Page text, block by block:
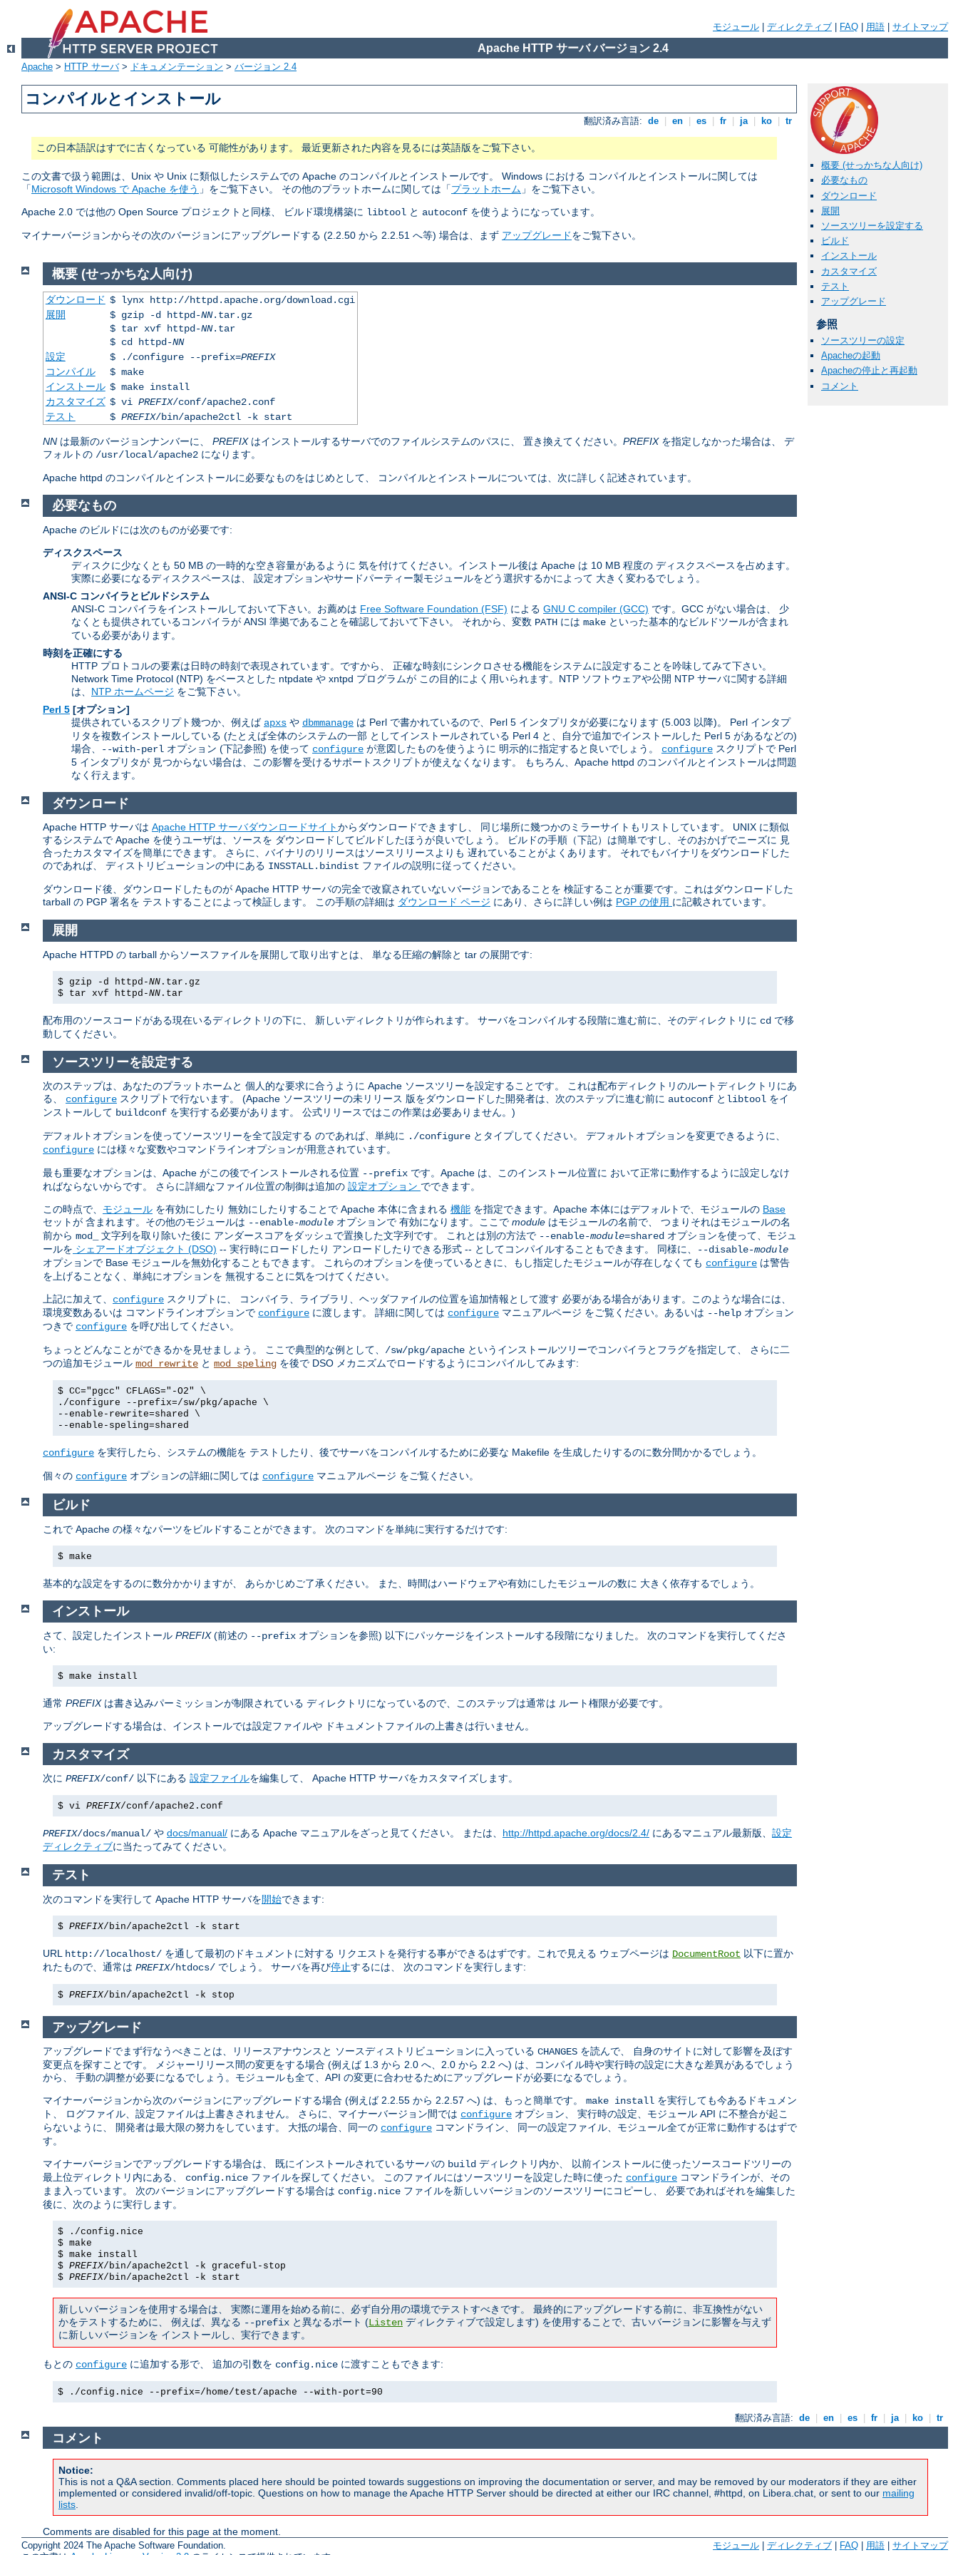
モジュール ディレクティブ FAQ 用語 サイトマップ
Apache HTTP サーバ バージョン 2.4
Apache > HTTP サーバ> ドキュメンテーション > バージョン 2.4
コンパイルとインストール
翻訳済み言語: de en es fr ja ko tr
この日本語訳はすでに古くなっている 可能性があります。 最近更新された内容を見るには英語版をご覧下さい。
この文書で扱う範囲は、Unix や Unix に類似したシステムでの Apache のコンパイルとインストールです。 Windows における コンパイルとインストールに関しては
「Microsoft Windows で Apache を使う 」をご覧下さい。 その他のプラットホームに関しては「プラットホーム 」をご覧下さい。
Apache 2.0 では他の Open Source プロジェクトと同様、 ビルド環境構築に libtool と autoconf を使うようになっています。
マイナーバージョンからその次のバージョンにアップグレードする (2.2.50 から 2.2.51 へ等) 場合は、まず アップグレードをご覧下さい。
概要 (せっかちな人向け)
必要なもの
ダウンロード
展開
ソースツリーを設定する
ビルド
インストール
カスタマイズ
テスト
アップグレード
参照
ソースツリーの設定
Apacheの起動
Apacheの停止と再起動
コメント
概要 (せっかちな人向け)
ダウンロード $ lynx http://httpd.apache.org/download.cgi
展開
$ gzip -d httpd-NN.tar.gz
$ tar xvf httpd-NN.tar
$ cd httpd-NN
設定
$ ./configure --prefix=PREFIX
コンパイル
$ make
インストール $ make install
カスタマイズ $ vi PREFIX/conf/apache2.conf
テスト
$ PREFIX/bin/apache2ctl -k start
NN は最新のバージョンナンバーに、 PREFIXはインストールするサーバでのファイルシステムのパスに、 置き換えてください。 PREFIXを指定しなかった場合は、 デ
フォルトの /usr/local/apache2 になります。
Apache httpd のコンパイルとインストールに必要なものをはじめとして、 コンパイルとインストールについては、次に詳しく記述されています。
必要なもの
Apache のビルドには次のものが必要です:
ディスクスペース
ディスクに少なくとも 50 MB の一時的な空き容量があるように 気を付けてください。インストール後は Apache は 10 MB 程度の ディスクスペースを占めます。
実際に必要になるディスクスペースは、 設定オプションやサードパーティー製モジュールをどう選択するかによって 大きく変わるでしょう。
ANSI-C コンパイラとビルドシステム
ANSI-C コンパイラをインストールしておいて下さい。お薦めは Free Software Foundation (FSF) による GNU C compiler (GCC) です。GCC がない場合は、 少
なくとも提供されているコンパイラが ANSI 準拠であることを確認しておいて下さい。 それから、変数 PATH には make といった基本的なビルドツールが含まれ
ている必要があります。
時刻を正確にする
HTTP プロトコルの要素は日時の時刻で表現されています。ですから、 正確な時刻にシンクロさせる機能をシステムに設定することを吟味してみて下さい。
Network Time Protocol (NTP) をベースとした ntpdate や xntpd プログラムが この目的によく用いられます。NTP ソフトウェアや公開 NTP サーバに関する詳細
は、 NTP ホームページ をご覧下さい。
Perl 5 [オプション]
提供されているスクリプト幾つか、例えば apxs や dbmmanage は Perl で書かれているので、Perl 5 インタプリタが必要になります (5.003 以降)。 Perl インタプ
リタを複数インストールしている (たとえば全体のシステムの一部 としてインストールされている Perl 4 と、自分で追加でインストールした Perl 5 があるなどの)
場合、
--with-perl オプション (下記参照) を使って configure が意図したものを使うように 明示的に指定すると良いでしょう。 configure スクリプトで Perl
5 インタプリタが 見つからない場合は、この影響を受けるサポートスクリプトが使えなくなります。 もちろん、Apache httpd のコンパイルとインストールは問題
なく行えます。
ダウンロード
Apache HTTP サーバは Apache HTTP サーバダウンロードサイトからダウンロードできますし、 同じ場所に幾つかのミラーサイトもリストしています。 UNIX に類似
するシステムで Apache を使うユーザは、ソースを ダウンロードしてビルドしたほうが良いでしょう。 ビルドの手順（下記）は簡単ですし、そのおかげでニーズに 見
合ったカスタマイズを簡単にできます。 さらに、バイナリのリリースはソースリリースよりも 遅れていることがよくあります。 それでもバイナリをダウンロードした
のであれば、 ディストリビューションの中にある INSSTALL.bindist ファイルの説明に従ってください。
ダウンロード後、ダウンロードしたものが Apache HTTP サーバの完全で改竄されていないバージョンであることを 検証することが重要です。これはダウンロードした
tarball の PGP 署名を テストすることによって検証します。 この手順の詳細は ダウンロード ページ にあり、さらに詳しい例は PGP の使用 に記載されています。
展開
Apache HTTPD の tarball からソースファイルを展開して取り出すとは、 単なる圧縮の解除と tar の展開です:
$ gzip -d httpd-NN .tar.gz
$ tar xvf httpd-NN .tar
配布用のソースコードがある現在いるディレクトリの下に、 新しいディレクトリが作られます。 サーバをコンパイルする段階に進む前に、そのディレクトリに cd で移
動してください。
ソースツリーを設定する
次のステップは、あなたのプラットホームと 個人的な要求に合うように Apache ソースツリーを設定することです。 これは配布ディレクトリのルートディレクトリにあ
る、 configure スクリプトで行ないます。 (Apache ソースツリーの未リリース 版をダウンロードした開発者は、次のステップに進む前に autoconf と libtool をイ
ンストールして buildconf を実行する必要があります。 公式リリースではこの作業は必要ありません。)
デフォルトオプションを使ってソースツリーを全て設定する のであれば、単純に ./configure とタイプしてください。 デフォルトオプションを変更できるように、
configure には様々な変数やコマンドラインオプションが用意されています。
最も重要なオプションは、Apache がこの後でインストールされる位置 --prefix です。Apache は、このインストール位置に おいて正常に動作するように設定しなけ
ればならないからです。 さらに詳細なファイル位置の制御は追加の 設定オプション でできます。
この時点で、 モジュール を有効にしたり 無効にしたりすることで Apache 本体に含まれる 機能 を指定できます。Apache 本体にはデフォルトで、モジュールの Base
セットが 含まれます。その他のモジュールは --enable-module オプションで 有効になります。ここで module はモジュールの名前で、 つまりそれはモジュールの名
前から mod_ 文字列を取り除いた後に アンダースコアをダッシュで置換した文字列です。 これとは別の方法で --enable-module=shared オプションを使って、モジュ
ールを シェアードオブジェクト (DSO) -- 実行時にロードしたり アンロードしたりできる形式 -- としてコンパイルすることもできます。 同様に、 --disable-module
オプションで Base モジュールを無効化することもできます。 これらのオプションを使っているときに、もし指定したモジュールが存在しなくても configure は警告
を上げることなく、単純にオプションを 無視することに気をつけてください。
上記に加えて、 configure スクリプトに、 コンパイラ、ライブラリ、ヘッダファイルの位置を追加情報として渡す 必要がある場合があります。このような場合には、
環境変数あるいは コマンドラインオプションで configure に渡します。 詳細に関しては configure マニュアルページ をご覧ください。あるいは --help オプション
つきで configure を呼び出してください。
ちょっとどんなことができるかを見せましょう。 ここで典型的な例として、 /sw/pkg/apache というインストールツリーでコンパイラとフラグを指定して、 さらに二
つの追加モジュール mod_rewrite と mod_speling を後で DSO メカニズムでロードするようにコンパイルしてみます:
$ CC="pgcc" CFLAGS="-O2" \
./configure --prefix=/sw/pkg/apache \
--enable-rewrite=shared \
--enable-speling=shared
configure を実行したら、システムの機能を テストしたり、後でサーバをコンパイルするために必要な Makefile を生成したりするのに数分間かかるでしょう。
個々の configure オプションの詳細に関しては configure マニュアルページ をご覧ください。
ビルド
これで Apache の様々なパーツをビルドすることができます。 次のコマンドを単純に実行するだけです:
$ make
基本的な設定をするのに数分かかりますが、 あらかじめご了承ください。 また、時間はハードウェアや有効にしたモジュールの数に 大きく依存するでしょう。
インストール
さて、設定したインストール PREFIX(前述の --prefix オプションを参照) 以下にパッケージをインストールする段階になりました。 次のコマンドを実行してくださ
い:
$ make install
通常 PREFIXは書き込みパーミッションが制限されている ディレクトリになっているので、このステップは通常は ルート権限が必要です。
アップグレードする場合は、インストールでは設定ファイルや ドキュメントファイルの上書きは行いません。
カスタマイズ
次に PREFIX/conf/ 以下にある 設定ファイルを編集して、 Apache HTTP サーバをカスタマイズします。
$ vi PREFIX/conf/apache2.conf
PREFIX/docs/manual/ や docs/manual/ にある Apache マニュアルをざっと見てください。 または、 http://httpd.apache.org/docs/2.4/ にあるマニュアル最新版、 設定
ディレクティブに当たってみてください。
テスト
次のコマンドを実行して Apache HTTP サーバを開始できます:
$ PREFIX/bin/apache2ctl -k start
URL http://localhost/ を通して最初のドキュメントに対する リクエストを発行する事ができるはずです。これで見える ウェブページは DocumentRoot 以下に置か
れたもので、通常は PREFIX/htdocs/ でしょう。 サーバを再び停止するには、 次のコマンドを実行します:
$ PREFIX/bin/apache2ctl -k stop
アップグレード
アップグレードでまず行なうべきことは、リリースアナウンスと ソースディストリビューションに入っている CHANGES を読んで、 自身のサイトに対して影響を及ぼす
変更点を探すことです。 メジャーリリース間の変更をする場合 (例えば 1.3 から 2.0 へ、2.0 から 2.2 へ) は、コンパイル時や実行時の設定に大きな差異があるでしょう
から、 手動の調整が必要になるでしょう。モジュールも全て、API の変更に合わせるためにアップグレードが必要になるでしょう。
マイナーバージョンから次のバージョンにアップグレードする場合 (例えば 2.2.55 から 2.2.57 へ) は、もっと簡単です。 make install を実行しても今あるドキュメン
ト、 ログファイル、設定ファイルは上書きされません。 さらに、マイナーバージョン間では configure オプション、 実行時の設定、モジュール API に不整合が起こ
らないように、 開発者は最大限の努力をしています。 大抵の場合、同一の configure コマンドライン、 同一の設定ファイル、モジュール全てが正常に動作するはずで
す。
マイナーバージョンでアップグレードする場合は、 既にインストールされているサーバの build ディレクトリ内か、 以前インストールに使ったソースコードツリーの
最上位ディレクトリ内にある、 config.nice ファイルを探してください。 このファイルにはソースツリーを設定した時に使った configure コマンドラインが、その
まま入っています。 次のバージョンにアップグレードする場合は config.nice ファイルを新しいバージョンのソースツリーにコピーし、 必要であればそれを編集した
後に、次のように実行します。
$ ./config.nice
$ make
$ make install
$ PREFIX/bin/apache2ctl -k graceful-stop
$ PREFIX/bin/apache2ctl -k start
新しいバージョンを使用する場合は、 実際に運用を始める前に、必ず自分用の環境でテストすべきです。 最終的にアップグレードする前に、非互換性がない
かをテストするために、 例えば、異なる --prefix と異なるポート (Listen ディレクティブで設定します) を使用することで、古いバージョンに影響を与えず
に新しいバージョンを インストールし、実行できます。
もとの configure に追加する形で、 追加の引数を config.nice に渡すこともできます:
$ ./config.nice --prefix=/home/test/apache --with-port=90
翻訳済み言語: de en es fr ja ko tr
コメント
Notice:
This is not a Q&A section. Comments placed here should be pointed towards suggestions on improving the documentation or server, and may be removed by our moderators if they are either
implemented or considered invalid/off-topic. Questions on how to manage the Apache HTTP Server should be directed at either our IRC channel, #httpd, on Libera.chat, or sent to our mailing
lists.
Comments are disabled for this page at the moment.
Copyright 2024 The Apache Software Foundation.
モジュール ディレクティブ FAQ 用語 サイトマップ